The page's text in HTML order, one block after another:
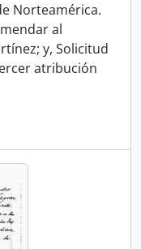
Norteamérica.
al
y, Solicitud
atribución